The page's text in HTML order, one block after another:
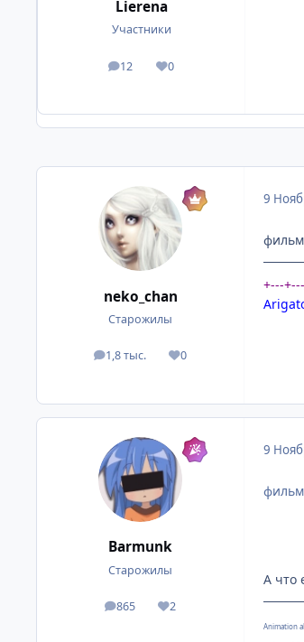
Lierena
Участники
12
посты 0
Репутация
neko_chan
Старожилы
1,8 тыс.
посты 0
Репутация
9
+---
Barmunk
Старожилы
865
посты 2
Репутация
9
фильм
А что
Animation